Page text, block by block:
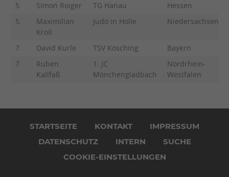
5.
Simon Roiger TG Hanau
Hessen
5.
Maximilian
Kroll
Judo in Holle Niedersachsen
7. David Kurle TSV Kösching
Bayern
7.
Ruben
Kallfaß
1. JC
Mönchengladbach
Nordrhein-
Westfalen
überspringen
STARTSEITE KONTAKT
IMPRESSUM
DATENSCHUTZ
INTERN
SUCHE
COOKIE-EINSTELLUNGEN